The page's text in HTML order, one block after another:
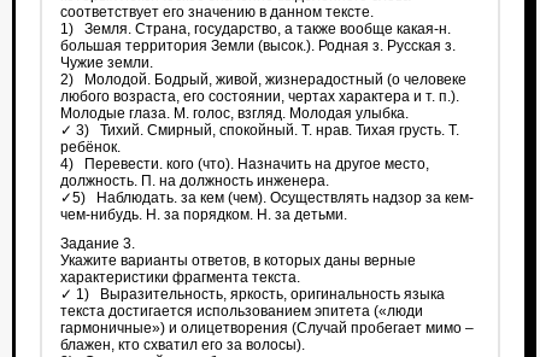
соответствует его значению в данном тексте.
1) Земля. Страна, государство, а также вообще какая-н.
большая территория Земли (высок.). Родная з. Русская з.
Чужие земли.
2) Молодой. Бодрый, живой, жизнерадостный (о человеке
любого возраста, его состоянии, чертах характера и т. п.).
Молодые глаза. М. голос, взгляд. Молодая улыбка.
✓ 3) Тихий. Смирный, спокойный. Т. нрав. Тихая грусть. Т.
ребёнок.
4) Перевести. кого (что). Назначить на другое место,
должность. П. на должность инженера.
✓5) Наблюдать. за кем (чем). Осуществлять надзор за кем-
чем-нибудь. Н. за порядком. Н. за детьми.
Задание 3.
Укажите варианты ответов, в которых даны верные
характеристики фрагмента текста.
✓ 1) Выразительность, яркость, оригинальность языка
текста достигается использованием эпитета («люди
гармоничные») и олицетворения (Случай пробегает мимо –
блажен, кто схватил его за волосы).